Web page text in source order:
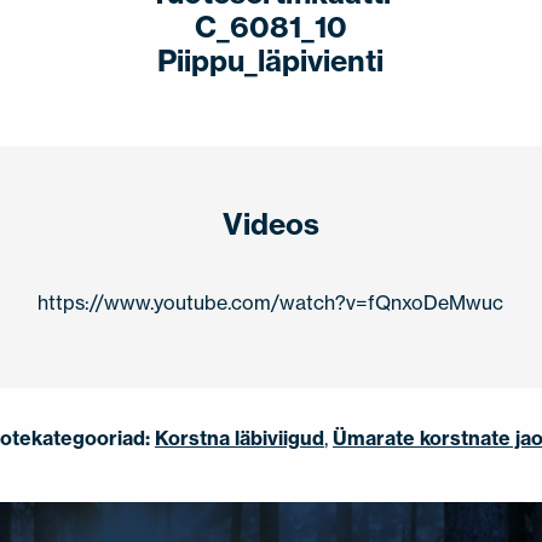
C_6081_10
Piippu_läpivienti
Videos
https://www.youtube.com/watch?v=fQnxoDeMwuc
Korstna läbiviigud, Ümarate korstnate